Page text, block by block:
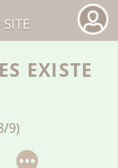
EXISTE
9)